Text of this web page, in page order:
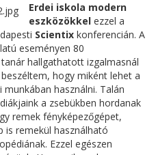
Erdei iskola modern
eszközökkel ezzel a
Scientix konferencián. A
eseményen 80
hallgathatott izgalmasnál
hogy miként lehet a
használni. Talán
a zsebükben hordanak
remek fényképezőgépet,
is remekül használható
Ezzel egészen